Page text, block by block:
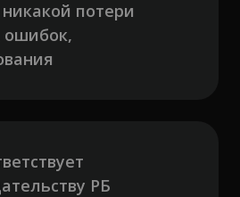
потери
ошибок,
РБ